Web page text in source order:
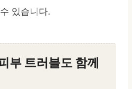
있습니다.
부 트러블도 함께